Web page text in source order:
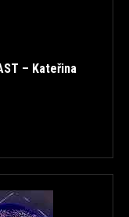
– Kateřina